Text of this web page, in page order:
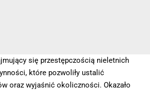
się przestępczością nieletnich
które pozwoliły ustalić
oraz wyjaśnić okoliczności. Okazało